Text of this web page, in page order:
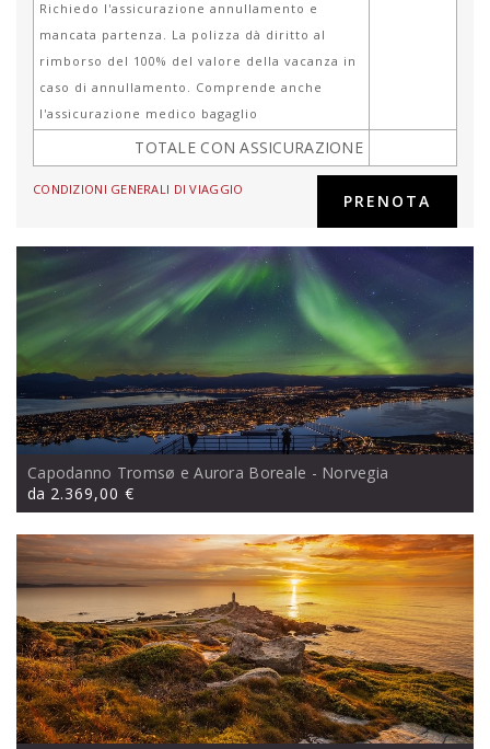
Richiedo l'assicurazione annullamento e
mancata partenza. La polizza dà diritto al
rimborso del 100% del valore della vacanza in
caso di annullamento. Comprende anche
l'assicurazione medico bagaglio
TOTALE CON ASSICURAZIONE
CONDIZIONI GENERALI DI VIAGGIO
Capodanno Tromsø e Aurora Boreale - Norvegia
da 2.369,00 €